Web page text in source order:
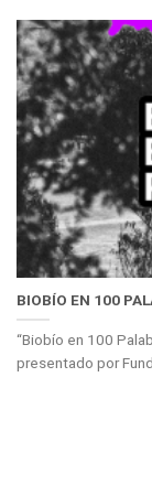
BIOBÍO EN 100
“Biobío en 100
presentado por